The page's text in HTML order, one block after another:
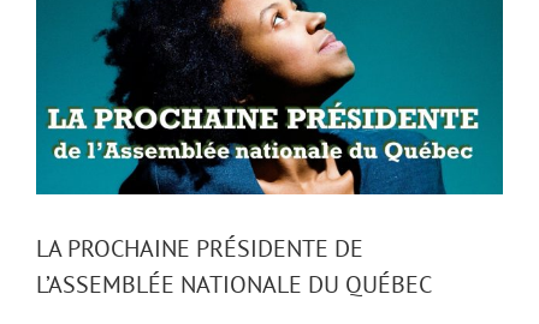
LA PROCHAINE PRÉSIDENTE DE
L’ASSEMBLÉE NATIONALE DU QUÉBEC